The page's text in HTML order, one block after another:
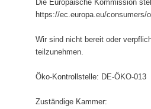
Die Europäische Kommission
https://ec.europa.eu/consumers/
Wir sind nicht bereit oder
teilzunehmen.
Öko-Kontrollstelle: DE-ÖKO-013
Zuständige Kammer: